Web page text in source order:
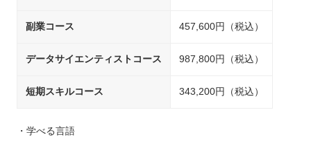
副業コース 457,600円（税込）
データサイエンティストコース 987,800円（税込）
短期スキルコース 343,200円（税込）
・学べる言語